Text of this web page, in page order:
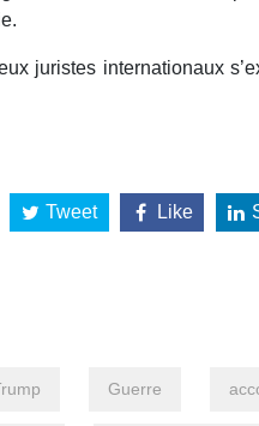
juristes internationaux
Tweet Like
Guerre